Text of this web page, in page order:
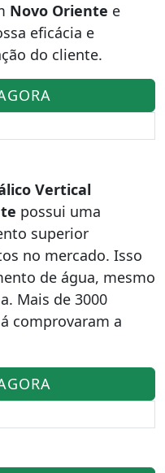
Novo Oriente e
eficácia e
do cliente.
Vertical
possui uma
superior
no mercado. Isso
de água, mesmo
Mais de 3000
comprovaram a